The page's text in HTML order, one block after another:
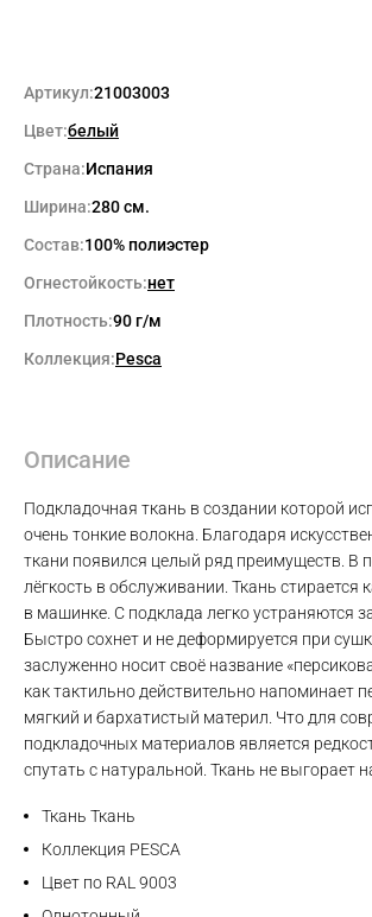
Артикул:21003003
Цвет:белый
Страна:Испания
Ширина:280 см.
Состав:100% полиэстер
Огнестойкость:нет
Плотность:90 г/м
Коллекция:Pesca
Описание
Подкладочная ткань в создании которой
очень тонкие волокна. Благодаря
ткани появился целый ряд преимуществ. В
лёгкость в обслуживании. Ткань стирается
в машинке. С подклада легко устраняются
Быстро сохнет и не деформируется при
заслуженно носит своё название
как тактильно действительно напоминает
мягкий и бархатистый материл. Что для
подкладочных материалов является
спутать с натуральной. Ткань не выгорает
Ткань Ткань
Коллекция PESCA
Цвет по RAL 9003
Max
WhatsApp
Telegram